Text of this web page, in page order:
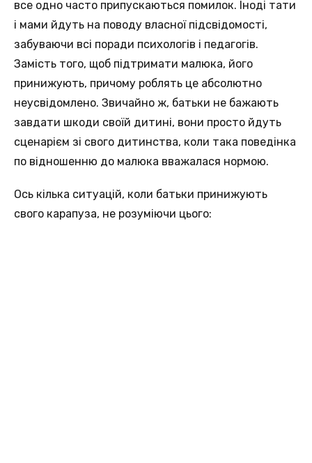
все одно часто припускаються помилок. Іноді тати
і мами йдуть на поводу власної підсвідомості,
забуваючи всі поради психологів і педагогів.
Замість того, щоб підтримати малюка, його
принижують, причому роблять це абсолютно
неусвідомлено. Звичайно ж, батьки не бажають
завдати шкоди своїй дитині, вони просто йдуть
сценарієм зі свого дитинства, коли така поведінка
по відношенню до малюка вважалася нормою.
Ось кілька ситуацій, коли батьки принижують
свого карапуза, не розуміючи цього: